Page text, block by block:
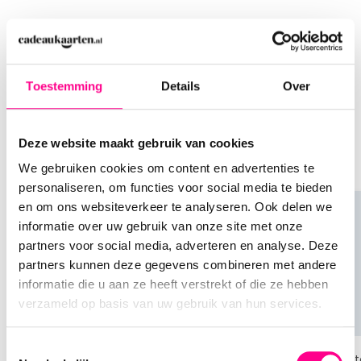
Toestemming Details Over
Deze website maakt gebruik van cookies
We gebruiken cookies om content en advertenties te
personaliseren, om functies voor social media te bieden
en om ons websiteverkeer te analyseren. Ook delen we
informatie over uw gebruik van onze site met onze
partners voor social media, adverteren en analyse. Deze
partners kunnen deze gegevens combineren met andere
informatie die u aan ze heeft verstrekt of die ze hebben
verzameld op basis van uw gebruik van hun services.
eventueel in combinatie met een vlucht, en dat
geheel last minute!
Wil je iemand blij maken, zoals je zus, ouders of
minute op uit te gaan? Bestel dan de
Lastminute.com Giftcard!
Wist je dat? Je kunt
Lastminute.com giftcards
samenvoegen!
Heb je meerdere Lastminute.com Giftcards
Anderen bestelden ook
Je zit lekker te shoppen, kiest een product uit, en
dan zie je ineens: "Anderen bestelden ook..." Wat
soortgelijke producten te ontdekken, het kan je
ook inspireren voor andere cadeaus